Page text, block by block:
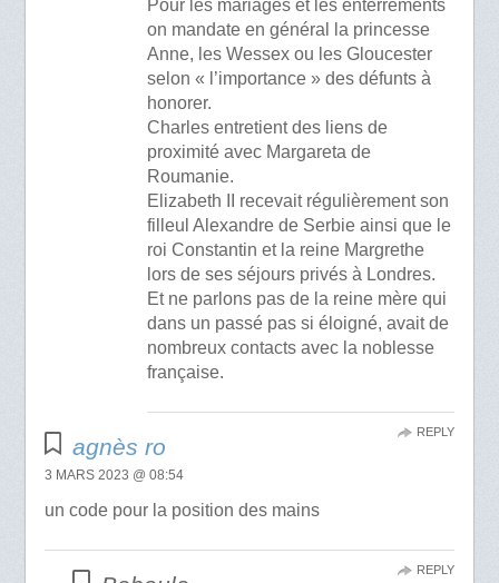
Pour les mariages et les enterrements
on mandate en général la princesse
Anne, les Wessex ou les Gloucester
selon « l’importance » des défunts à
honorer.
Charles entretient des liens de
proximité avec Margareta de
Roumanie.
Elizabeth II recevait régulièrement son
filleul Alexandre de Serbie ainsi que le
roi Constantin et la reine Margrethe
lors de ses séjours privés à Londres.
Et ne parlons pas de la reine mère qui
dans un passé pas si éloigné, avait de
nombreux contacts avec la noblesse
française.
agnès ro
3 MARS 2023 @ 08:54
un code pour la position des mains
REPLY
REPLY